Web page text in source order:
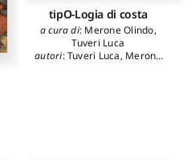
tipO-Logia di costa
a cura di: Merone Olindo,
Tuveri Luca
autori:Tuveri Luca, Merone